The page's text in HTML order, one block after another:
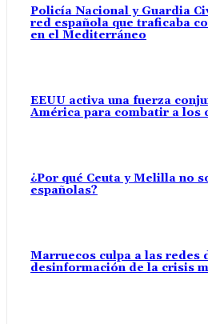
Policía Nacional y Guardia
red española que traficaba
en el Mediterráneo
EEUU activa una fuerza
América para combatir a los
¿Por qué Ceuta y Melilla no
españolas?
Marruecos culpa a las redes
desinformación de la crisis